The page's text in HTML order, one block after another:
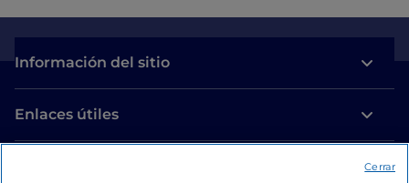
Información del sitio
Enlaces útiles
Cerrar